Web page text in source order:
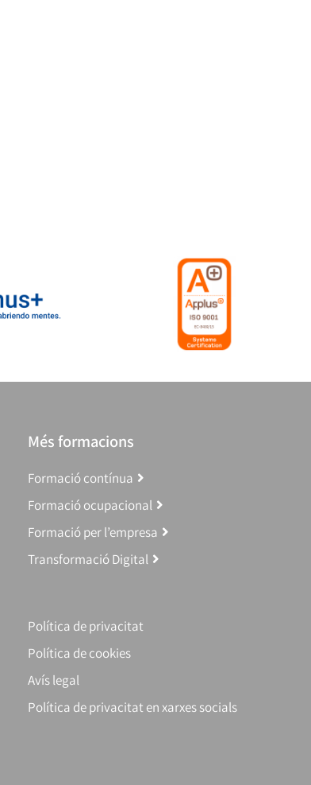
Més formacions
Formació contínua
Formació ocupacional
Formació per l’empresa
Transformació Digital
Política de privacitat
Política de cookies
Avís legal
Política de privacitat en xarxes socials